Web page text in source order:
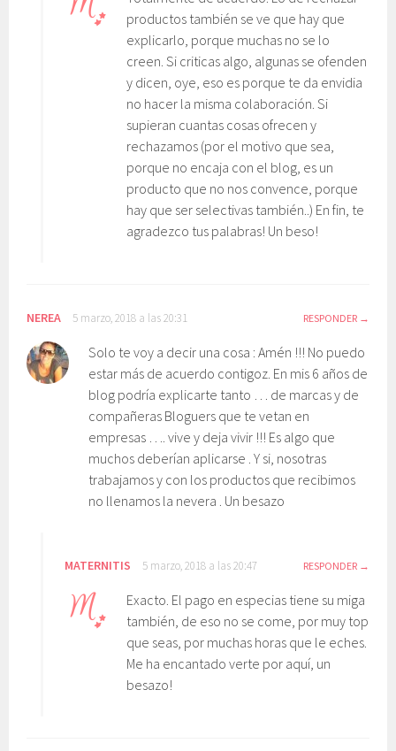
productos también se ve que hay que
explicarlo, porque muchas no se lo
creen. Si criticas algo, algunas se ofenden
y dicen, oye, eso es porque te da envidia
no hacer la misma colaboración. Si
supieran cuantas cosas ofrecen y
rechazamos (por el motivo que sea,
porque no encaja con el blog, es un
producto que no nos convence, porque
hay que ser selectivas también..) En fin, te
agradezco tus palabras! Un beso!
NEREA 5 marzo, 2018 a las 20:31 RESPONDER
Solo te voy a decir una cosa : Amén !!! No puedo
estar más de acuerdo contigoz. En mis 6 años de
blog podría explicarte tanto … de marcas y de
compañeras Bloguers que te vetan en
empresas …. vive y deja vivir !!! Es algo que
muchos deberían aplicarse . Y si, nosotras
trabajamos y con los productos que recibimos
no llenamos la nevera . Un besazo
MATERNITIS 5 marzo, 2018 a las 20:47 RESPONDER
Exacto. El pago en especias tiene su miga
también, de eso no se come, por muy top
que seas, por muchas horas que le eches.
Me ha encantado verte por aquí, un
besazo!